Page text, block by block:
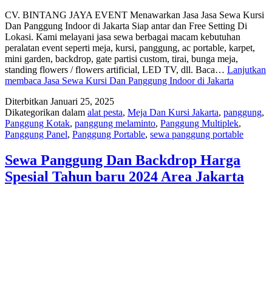
CV. BINTANG JAYA EVENT Menawarkan Jasa Jasa Sewa Kursi
Dan Panggung Indoor di Jakarta Siap antar dan Free Setting Di
Lokasi. Kami melayani jasa sewa berbagai macam kebutuhan
peralatan event seperti meja, kursi, panggung, ac portable, karpet,
mini garden, backdrop, gate partisi custom, tirai, bunga meja,
standing flowers / flowers artificial, LED TV, dll. Baca… Lanjutkan
membaca Jasa Sewa Kursi Dan Panggung Indoor di Jakarta
Diterbitkan Januari 25, 2025
Dikategorikan dalam alat pesta, Meja Dan Kursi Jakarta, panggung,
Panggung Kotak, panggung melaminto, Panggung Multiplek,
Panggung Panel, Panggung Portable, sewa panggung portable
Sewa Panggung Dan Backdrop Harga
Spesial Tahun baru 2024 Area Jakarta